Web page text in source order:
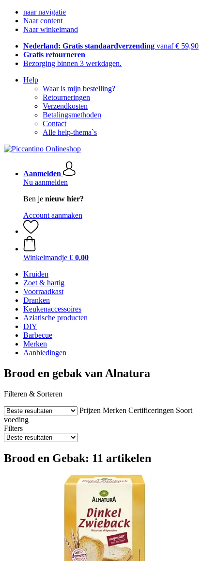
naar navigatie
Naar content
Naar winkelmand
Nederland: Gratis standaardverzending vanaf € 59,90
Gratis retourneren
Bezorging binnen 3 werkdagen.
Help
Waar is mijn bestelling?
Retourneringen
Verzendkosten
Betalingsmethoden
Contact
Alle help-thema`s
Aanmelden
Nu aanmelden
Ben je nieuw hier?
Account aanmaken
Winkelmandje € 0,00
Kruiden
Zoet & hartig
Voorraadkast
Dranken
Keukenaccessoires
Aziatische producten
DIY
Barbecue
Merken
Aanbiedingen
Brood en gebak van Alnatura
Filteren & Sorteren
Prijzen Merken Certificeringen Soort
voeding
Filters
Brood en Gebak: 11 artikelen